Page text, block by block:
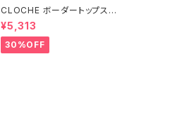
CLOCHE ボーダートップス
【612-85776】
¥5,313
30%OFF